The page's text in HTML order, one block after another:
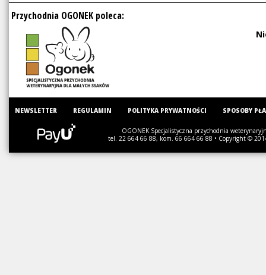
Przychodnia OGONEK poleca:
NEWSLETTER REGULAMIN POLITYKA PRYWATNOŚCI SPOSOBY
OGONEK Specjalistyczna przychodnia
tel. 22 664 66 88, kom. 66 664 66 88 • Copyright ©